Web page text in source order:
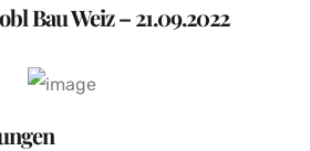
Bau Weiz – 21.09.2022